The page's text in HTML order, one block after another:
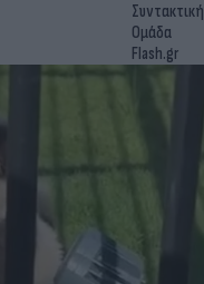
Συντακτική
Ομάδα
Flash.gr